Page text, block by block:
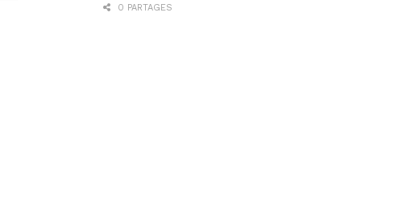
0 PARTAGES